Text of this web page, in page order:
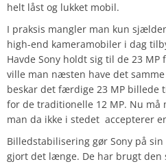
helt låst og lukket mobil.
I praksis mangler man kun
high-end kameramobiler i dag
Havde Sony holdt sig til de 23
ville man næsten have det
beskar det færdige 23 MP billede
for de traditionelle 12 MP. Nu må
man da ikke i stedet accepterer
Billedstabilisering gør Sony på
gjort det længe. De har brugt den